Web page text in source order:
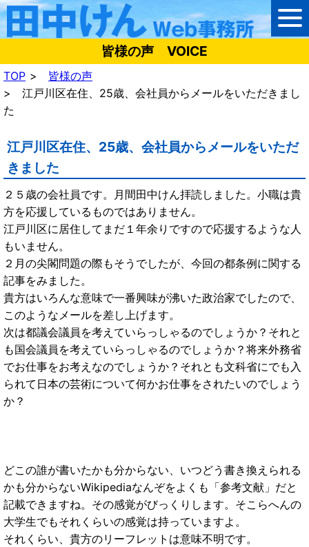
皆様の声 VOICE
TOP
皆様の声
江戸川区在住、25歳、会社員からメールをいただきまし
た
江戸川区在住、25歳、会社員からメールをいただ
きました
２５歳の会社員です。月間田中けん拝読しました。小職は貴
方を応援しているものではありません。
江戸川区に居住してまだ１年余りですので応援するような人
もいません。
２月の尖閣問題の際もそうでしたが、今回の都条例に関する
記事をみました。
貴方はいろんな意味で一番興味が沸いた政治家でしたので、
このようなメールを差し上げます。
次は都議会議員を考えていらっしゃるのでしょうか？それと
も国会議員を考えていらっしゃるのでしょうか？将来外務省
でお仕事をお考えなのでしょうか？それとも文科省にでも入
られて日本の芸術について何かお仕事をされたいのでしょう
か？
どこの誰が書いたかも分からない、いつどう書き換えられる
かも分からないWikipediaなんぞをよくも「参考文献」だと
記載できますね。その感覚がびっくりします。そこらへんの
大学生でもそれくらいの感覚は持っていますよ。
それくらい、貴方のリーフレットは意味不明です。